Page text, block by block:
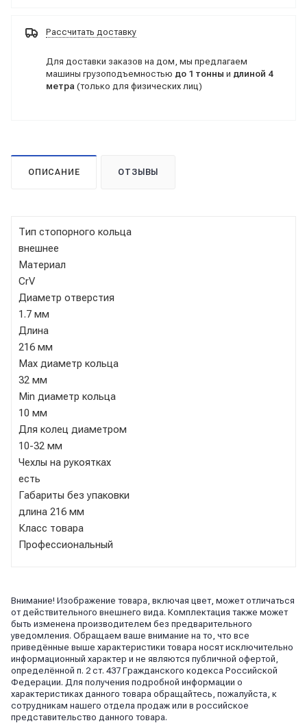
Рассчитать доставку
Для доставки заказов на дом, мы предлагаем
машины грузоподъемностью до 1 тонны и длиной 4
метра (только для физических лиц)
ОПИСАНИЕ ОТЗЫВЫ
Тип стопорного кольца
внешнее
Материал
CrV
Диаметр отверстия
1.7 мм
Длина
216 мм
Max диаметр кольца
32 мм
Min диаметр кольца
10 мм
Для колец диаметром
10-32 мм
Чехлы на рукоятках
есть
Габариты без упаковки
длина 216 мм
Класс товара
Профессиональный
Внимание! Изображение товара, включая цвет, может отличаться
от действительного внешнего вида. Комплектация также может
быть изменена производителем без предварительного
уведомления. Обращаем ваше внимание на то, что все
приведённые выше характеристики товара носят исключительно
информационный характер и не являются публичной офертой,
определённой п. 2 ст. 437 Гражданского кодекса Российской
Федерации. Для получения подробной информации о
характеристиках данного товара обращайтесь, пожалуйста, к
сотрудникам нашего отдела продаж или в российское
представительство данного товара.